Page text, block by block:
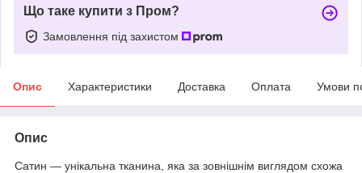
Що таке купити з Пром?
Замовлення під захистом
Опис Характеристики Доставка Оплата Умови
Опис
Сатин — унікальна тканина, яка за зовнішнім виглядом схожа